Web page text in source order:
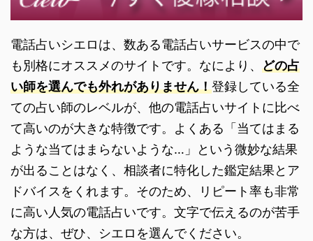
電話占いシエロは、数ある電話占いサービスの中で
も別格にオススメのサイトです。なにより、 どの占
い師を選んでも外れがありません！登録している全
ての占い師のレベルが、他の電話占いサイトに比べ
て高いのが大きな特徴です。よくある「当てはまる
ような当てはまらないような…」という微妙な結果
が出ることはなく、相談者に特化した鑑定結果とア
ドバイスをくれます。そのため、リピート率も非常
に高い人気の電話占いです。文字で伝えるのが苦手
な方は、ぜひ、シエロを選んでください。